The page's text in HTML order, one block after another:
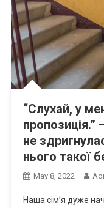
“Слухай, у
пропозиція.”
не
нього такої
May 8, 2022
Наша сім’я дуже